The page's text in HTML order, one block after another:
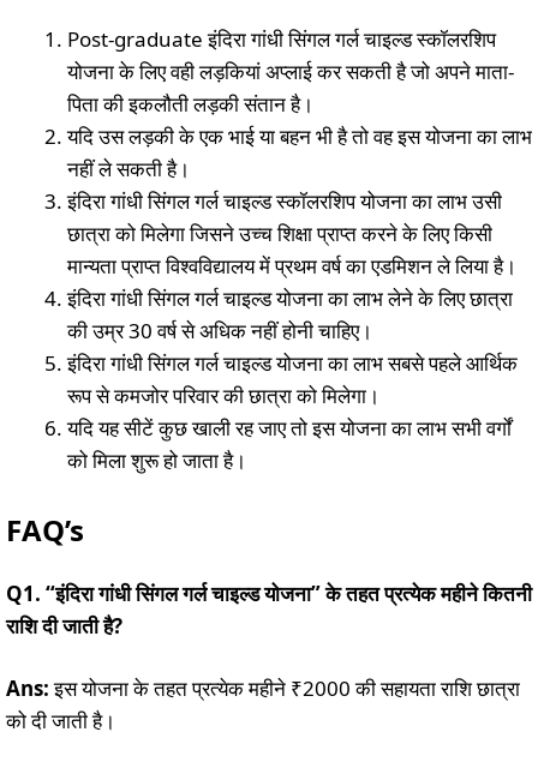
Post-graduate इंदिरा गांधी सिंगल गर्ल चाइल्ड स्कॉलरशिप
योजना के लिए वही लड़कियां अप्लाई कर सकती है जो अपने माता-
पिता की इकलौती लड़की संतान है।
यदि उस लड़की के एक भाई या बहन भी है तो वह इस योजना का लाभ
नहीं ले सकती है।
इंदिरा गांधी सिंगल गर्ल चाइल्ड स्कॉलरशिप योजना का लाभ उसी
छात्रा को मिलेगा जिसने उच्च शिक्षा प्राप्त करने के लिए किसी
मान्यता प्राप्त विश्वविद्यालय में प्रथम वर्ष का एडमिशन ले लिया है।
इंदिरा गांधी सिंगल गर्ल चाइल्ड योजना का लाभ लेने के लिए छात्रा
की उम्र 30 वर्ष से अधिक नहीं होनी चाहिए।
इंदिरा गांधी सिंगल गर्ल चाइल्ड योजना का लाभ सबसे पहले आर्थिक
रूप से कमजोर परिवार की छात्रा को मिलेगा।
यदि यह सीटें कुछ खाली रह जाए तो इस योजना का लाभ सभी वर्गों
को मिला शुरू हो जाता है।
FAQ’s
Q1. “इंदिरा गांधी सिंगल गर्ल चाइल्ड योजना” के तहत प्रत्येक महीने कितनी
राशि दी जाती है?
Ans:इस योजना के तहत प्रत्येक महीने ₹2000 की सहायता राशि छात्रा
को दी जाती है।